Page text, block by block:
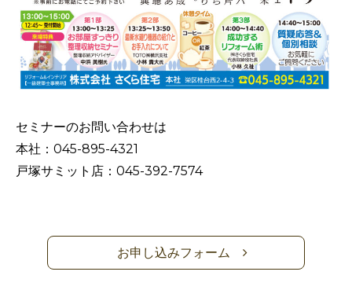
セミナーのお問い合わせは
本社：045-895-4321
戸塚サミット店：045-392-7574
お申し込みフォーム